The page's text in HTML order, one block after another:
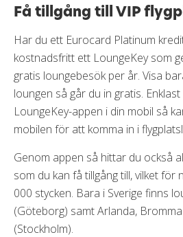
Få tillgång till VIP
Har du ett Eurocard Platinum
kostnadsfritt ett LoungeKey som
gratis loungebesök per år. Visa
loungen så går du in gratis.
LoungeKey-appen i din mobil så
mobilen för att komma in i
Genom appen så hittar du också
som du kan få tillgång till, vilket för
000 stycken. Bara i Sverige finns
(Göteborg) samt Arlanda,
(Stockholm).